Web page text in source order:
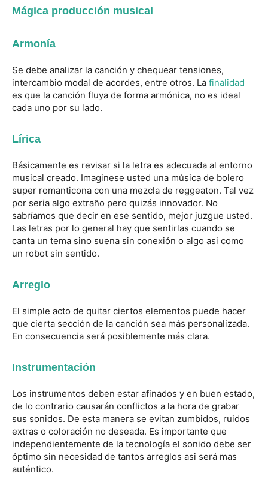
Mágica producción musical
Armonía
Se debe analizar la canción y chequear tensiones,
intercambio modal de acordes, entre otros. La finalidad
es que la canción fluya de forma armónica, no es ideal
cada uno por su lado.
Lírica
Básicamente es revisar si la letra es adecuada al entorno
musical creado. Imaginese usted una música de bolero
super romanticona con una mezcla de reggeaton. Tal vez
por seria algo extraño pero quizás innovador. No
sabríamos que decir en ese sentido, mejor juzgue usted.
Las letras por lo general hay que sentirlas cuando se
canta un tema sino suena sin conexión o algo asi como
un robot sin sentido.
Arreglo
El simple acto de quitar ciertos elementos puede hacer
que cierta sección de la canción sea más personalizada.
En consecuencia será posiblemente más clara.
Instrumentación
Los instrumentos deben estar afinados y en buen estado,
de lo contrario causarán conflictos a la hora de grabar
sus sonidos. De esta manera se evitan zumbidos, ruidos
extras o coloración no deseada. Es importante que
independientemente de la tecnología el sonido debe ser
óptimo sin necesidad de tantos arreglos asi será mas
auténtico.